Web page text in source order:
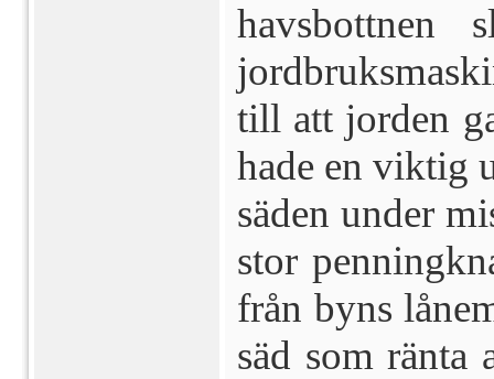
havsbottnen
till att jorden
hade en viktig
säden under
stor
från byns
säd som ränta